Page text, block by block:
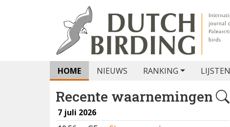
HOME NIEUWS RANKING LIJSTEN
Recente waarnemingen
7 juli 2026